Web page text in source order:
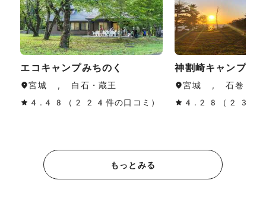
エコキャンプみちのく
宮城 , 白石・蔵王
4.48（224件の口コミ）
神割崎キャンプ場
宮城 , 石巻・気
4.28（230件
もっとみる